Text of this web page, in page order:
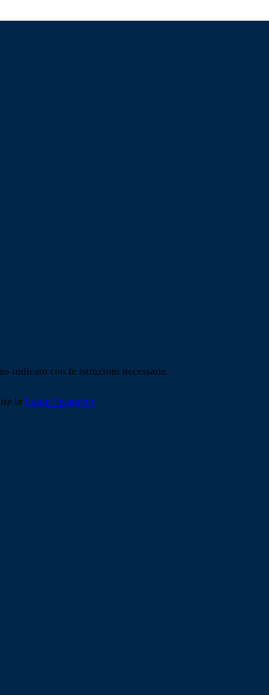
indicato con le istruzioni necessarie.
la Login Spaggiari